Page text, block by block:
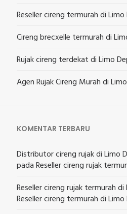
Reseller cireng termurah di
Cireng brecxelle termurah di
Rujak cireng terdekat di Limo
Agen Rujak Cireng Murah di
KOMENTAR TERBARU
Distributor cireng rujak di Limo
padaReseller cireng rujak
Reseller cireng rujak termurah
Reseller cireng termurah di